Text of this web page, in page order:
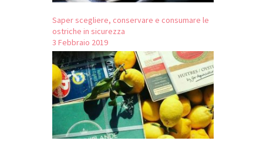
Saper scegliere, conservare e consumare le
ostriche in sicurezza
3 Febbraio 2019